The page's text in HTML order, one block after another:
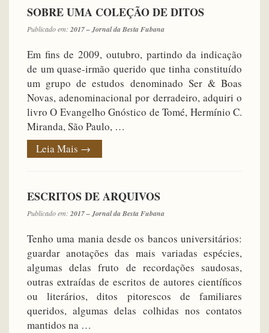
SOBRE UMA COLEÇÃO DE DITOS
Publicado em: 2017 – Jornal da Besta Fubana
Em fins de 2009, outubro, partindo da indicação
de um quase-irmão querido que tinha constituído
um grupo de estudos denominado Ser & Boas
Novas, adenominacional por derradeiro, adquiri o
livro O Evangelho Gnóstico de Tomé, Hermínio C.
Miranda, São Paulo, …
Leia Mais →
ESCRITOS DE ARQUIVOS
Publicado em: 2017 – Jornal da Besta Fubana
Tenho uma mania desde os bancos universitários:
guardar anotações das mais variadas espécies,
algumas delas fruto de recordações saudosas,
outras extraídas de escritos de autores científicos
ou literários, ditos pitorescos de familiares
queridos, algumas delas colhidas nos contatos
mantidos na …